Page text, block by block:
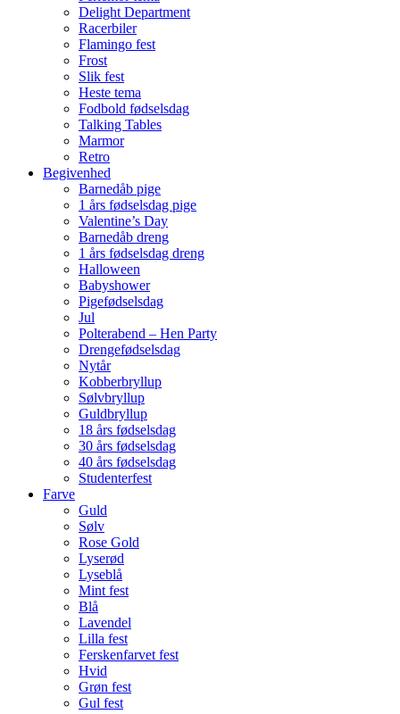
Delight Department
Racerbiler
Flamingo fest
Frost
Slik fest
Heste tema
Fodbold fødselsdag
Talking Tables
Marmor
Retro
Begivenhed
Barnedåb pige
1 års fødselsdag pige
Valentine’s Day
Barnedåb dreng
1 års fødselsdag dreng
Halloween
Babyshower
Pigefødselsdag
Jul
Polterabend – Hen Party
Drengefødselsdag
Nytår
Kobberbryllup
Sølvbryllup
Guldbryllup
18 års fødselsdag
30 års fødselsdag
40 års fødselsdag
Studenterfest
Farve
Guld
Sølv
Rose Gold
Lyserød
Lyseblå
Mint fest
Blå
Lavendel
Lilla fest
Ferskenfarvet fest
Hvid
Grøn fest
Gul fest